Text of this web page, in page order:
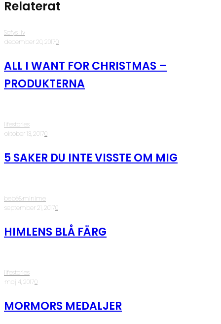
Relaterat
Sofys liv
·december 20, 2017·0
ALL I WANT FOR CHRISTMAS –
PRODUKTERNA
lifestories
·oktober 13, 2017·0
5 SAKER DU INTE VISSTE OM MIG
bebé&minime
·september 21, 2017·0
HIMLENS BLÅ FÄRG
lifestories
·maj 4, 2017·0
MORMORS MEDALJER